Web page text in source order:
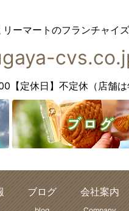
ーマートのフランチャイ
【定休日】不定休（店舗
ブログ 会社案内